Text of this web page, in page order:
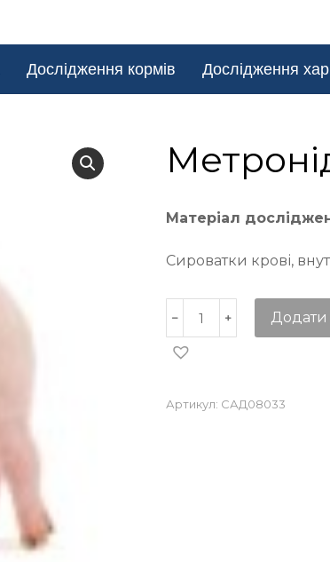
Дослідження кормів Дослідження
Матеріал
Сироватки крові,
Артикул: САД08033